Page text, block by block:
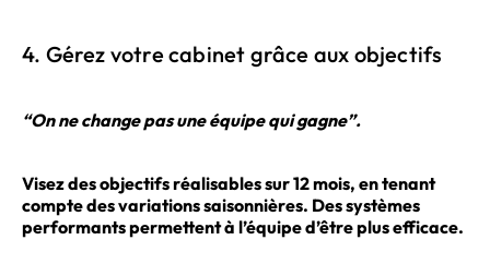
4. Gérez votre cabinet grâce aux objectifs
“On ne change pas une équipe qui gagne”.
Visez des objectifs réalisables sur 12 mois, en tenant
compte des variations saisonnières. Des systèmes
performants permettent à l’équipe d’être plus efficace.